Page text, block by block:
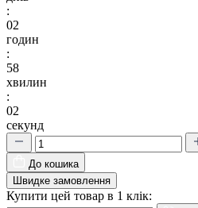
:
02
годин
:
58
хвилин
:
02
секунд
До кошика
Швидке замовлення
Купити цей товар в 1 клік: